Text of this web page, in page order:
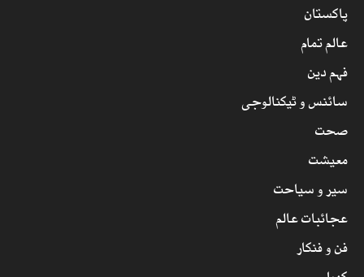
پاکستان
عالم تمام
فہم دین
سائنس و ٹیکنالوجی
صحت
معیشت
سیر و سیاحت
عجائبات عالم
فن و فنکار